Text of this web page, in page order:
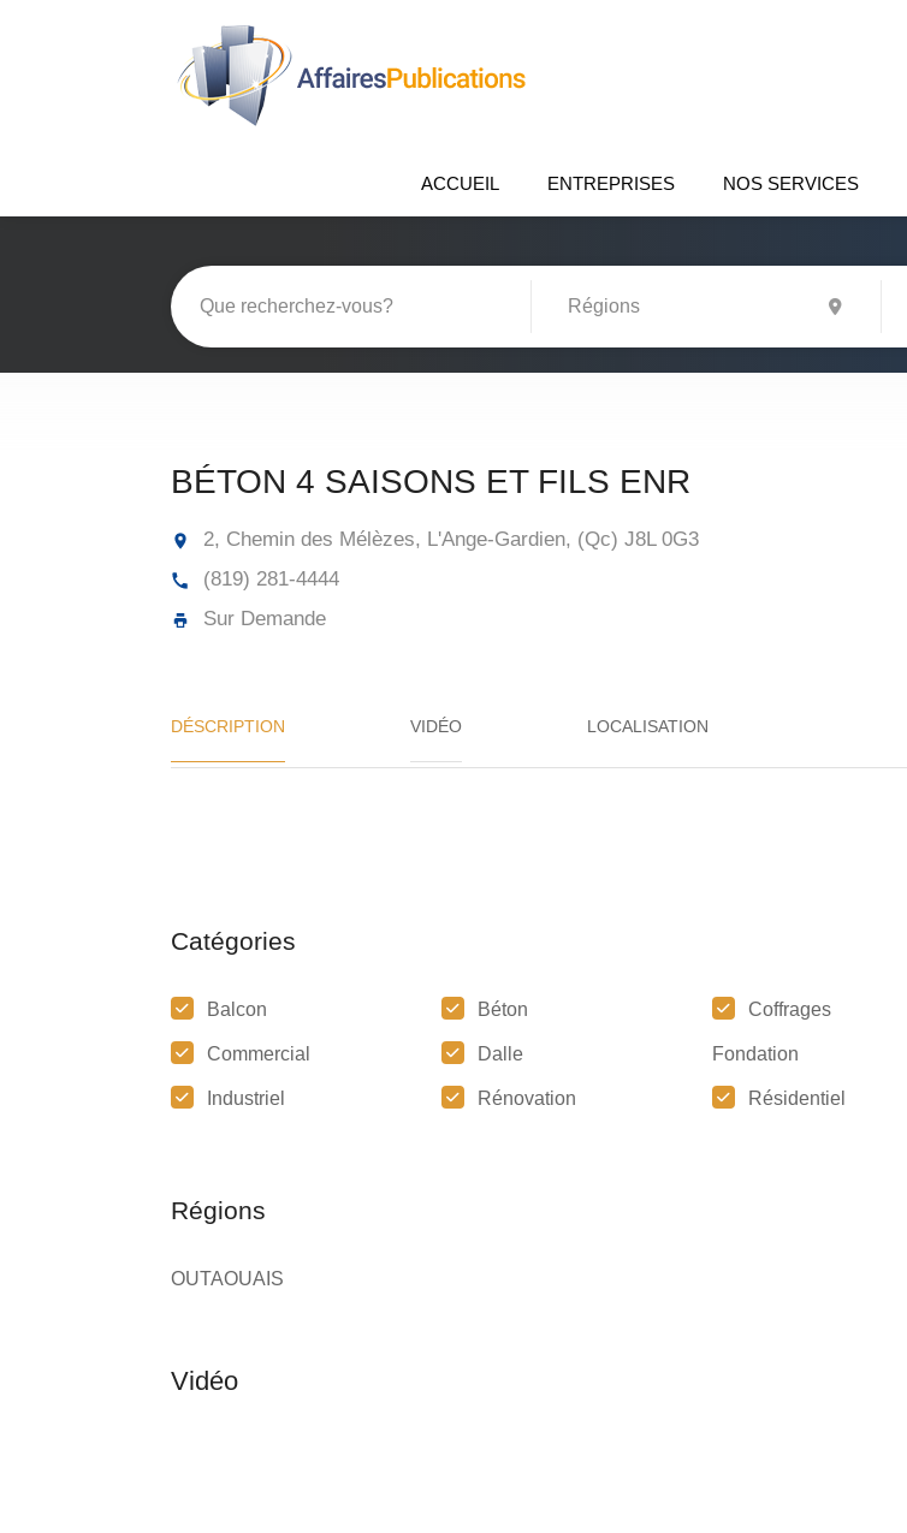
ACCUEIL ENTREPRISES NOS SERVICES
BÉTON 4 SAISONS ET FILS ENR
2, Chemin des Mélèzes, L'Ange-Gardien, (Qc) J8L 0G3
(819) 281-4444
Sur Demande
DÉSCRIPTION VIDÉO
Catégories
Balcon Béton Coffrages
Commercial Dalle Fondation
Industriel Rénovation Résidentiel
Régions
OUTAOUAIS